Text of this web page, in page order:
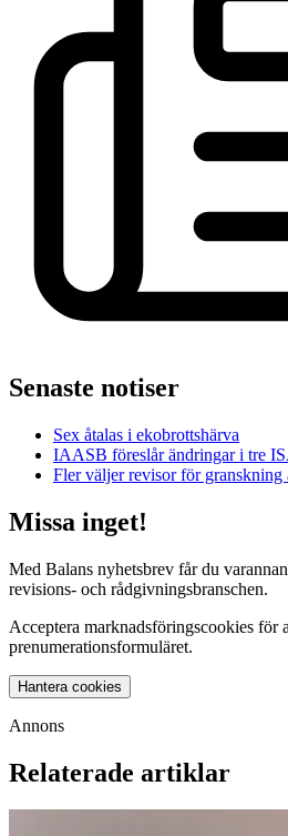
Senaste notiser
Sex åtalas i ekobrottshärva
IAASB föreslår ändringar i tre
Fler väljer revisor för granskning
Missa inget!
Med Balans nyhetsbrev får du
revisions- och rådgivningsbranschen.
Acceptera marknadsföringscookies för
prenumerationsformuläret.
Hantera cookies
Annons
Relaterade artiklar